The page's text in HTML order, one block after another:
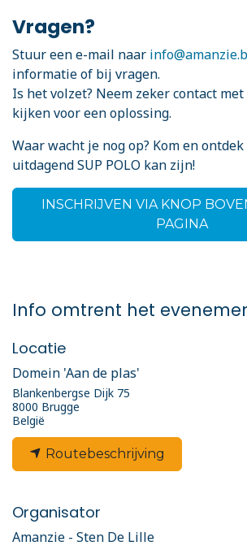
Vragen?
Stuur een e-mail naar
informatie of bij vragen.
Is het volzet? Neem zeker contact
kijken voor een oplossing.
Waar wacht je nog op? Kom en
uitdagend SUP POLO kan zijn!
INSCHRIJVEN VIA KNOP
PAGINA
Info omtrent het
Locatie
Domein 'Aan de plas'
Blankenbergse Dijk 75
8000 Brugge
België
Routebeschrijving
Organisator
Amanzie - Sten De Lille